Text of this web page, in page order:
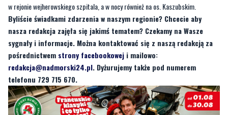
w rejonie wejherowskiego szpitala, a w nocy również na os. Kaszubskim.
Byliście świadkami zdarzenia w naszym regionie? Chcecie aby
nasza redakcja zajęła się jakimś tematem? Czekamy na Wasze
sygnały i informacje. Można kontaktować się z naszą redakcją za
pośrednictwem strony facebookowej i mailowo:
redakcja@nadmorski24.pl. Dyżurujemy także pod numerem
telefonu 729 715 670.